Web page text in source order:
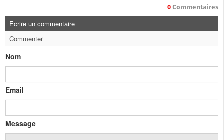
0 Commentaires
Ecrire un commentaire
Commenter
Nom
Email
Message